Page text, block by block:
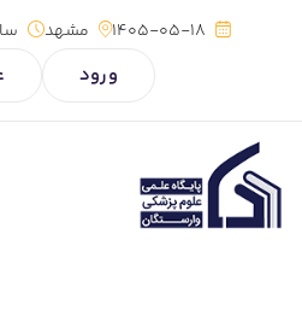
1405-05-18 مشهد
ورود